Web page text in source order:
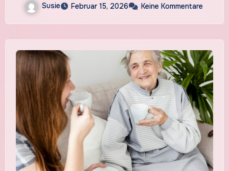
Susie Februar 15, 2026 Keine Kommentare